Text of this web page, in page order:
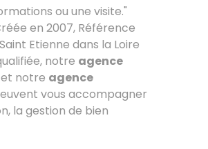
ou une visite."
en 2007, Référence
Etienne dans la Loire
notre agence
et notre agence
vous accompagner
la gestion de bien